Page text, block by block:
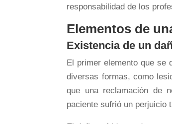
responsabilidad de los
Elementos de
Existencia de un
El primer elemento que se
diversas formas, como
que una reclamación de
paciente sufrió un perjuicio